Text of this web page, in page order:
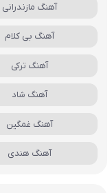
آهنگ مازندرانی
آهنگ بی کلام
آهنگ ترکی
آهنگ شاد
آهنگ غمگین
آهنگ هندی